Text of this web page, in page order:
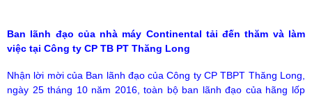
Ban lãnh đạo của nhà máy Continental tải đến thăm và làm
việc tại Công ty CP TB PT Thăng Long
Nhận lời mời của Ban lãnh đạo của Công ty CP TBPT Thăng Long,
ngày 25 tháng 10 năm 2016, toàn bộ ban lãnh đạo của hãng lốp